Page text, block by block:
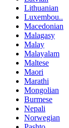
Lithuanian
Luxembou..
Macedonian
Malagasy
Malay
Malayalam
Maltese
Maori
Marathi
Mongolian
Burmese
Nepali
Norwegian